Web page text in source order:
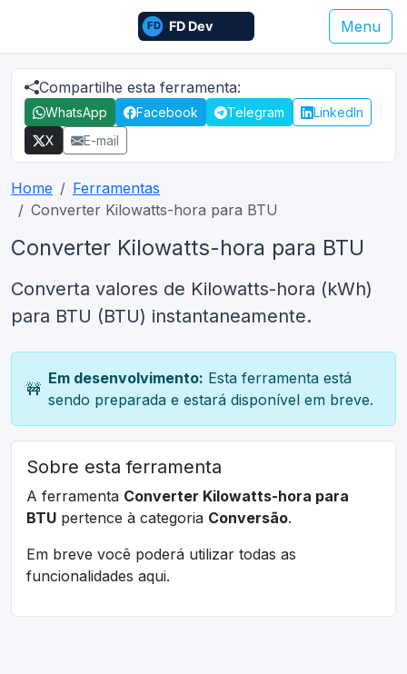
Menu
Compartilhe esta ferramenta:
WhatsApp Facebook Telegram
LinkedIn
X
E-mail
Home
Ferramentas
Converter Kilowatts-hora para BTU
Converter Kilowatts-hora para BTU
Converta valores de Kilowatts-hora (kWh)
para BTU (BTU) instantaneamente.
🚧
Em desenvolvimento: Esta ferramenta está
sendo preparada e estará disponível em breve.
Sobre esta ferramenta
A ferramenta Converter Kilowatts-hora para
BTU pertence à categoria Conversão.
Em breve você poderá utilizar todas as
funcionalidades aqui.